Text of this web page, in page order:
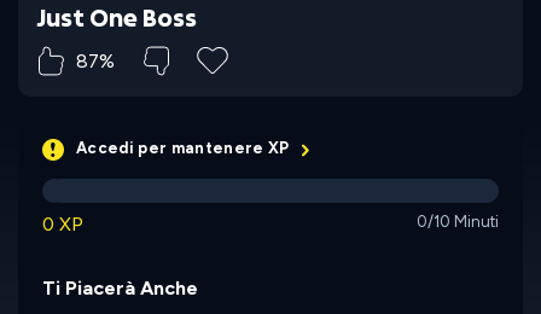
Just One Boss
87%
Accedi per mantenere XP
0 XP 0/10 Minuti
Ti Piacerà Anche